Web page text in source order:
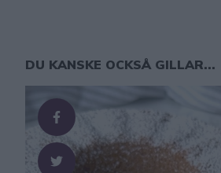
DU KANSKE OCKSÅ GILLAR...